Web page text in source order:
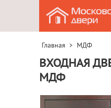
Главная > МДФ
ВХОДНАЯ
МДФ